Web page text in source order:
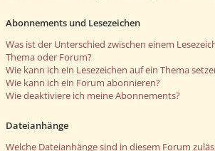
Abonnements und Lesezeichen
Was ist der Unterschied zwischen einem
Thema oder Forum?
Wie kann ich ein Lesezeichen auf ein Thema
Wie kann ich ein Forum abonnieren?
Wie deaktiviere ich meine Abonnements?
Dateianhänge
Welche Dateianhänge sind in diesem Forum